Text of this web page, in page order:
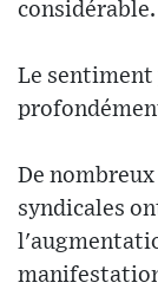
considérable.
Le sentiment
De
syndicales